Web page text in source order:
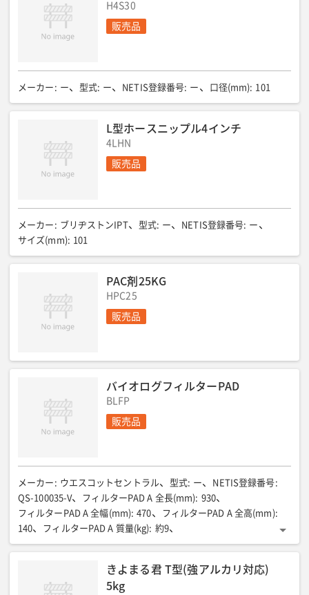
H4S30
販売品
メーカー : ー 型式: ー NETIS登録番号: ー 口径(mm): 101
L型ホースニップル4インチ
4LHN
販売品
メーカー : ブリヂストンIPT 型式: ー NETIS登録番号: ー
サイズ(mm): 101
PAC剤25KG
HPC25
販売品
バイオログフィルターPAD
BLFP
販売品
メーカー : ウエスコットセントラル 型式: ー NETIS登録番号:
QS-100035-V
フィルターPAD A 全長(mm): 930
フィルターPAD A 全幅(mm): 470 フィルターPAD A 全高(mm):
140
フィルターPAD A 質量(kg): 約9
フィルターPAD A 使用枚数(枚): 3 フィルターPAD B 全長(mm):
フィルターPAD B 全高(mm): 140 フィルターPAD B 質量(kg)
フィルターPAD B 使用枚数(枚)
きよまる君 T型(強アルカリ対応)
5kg